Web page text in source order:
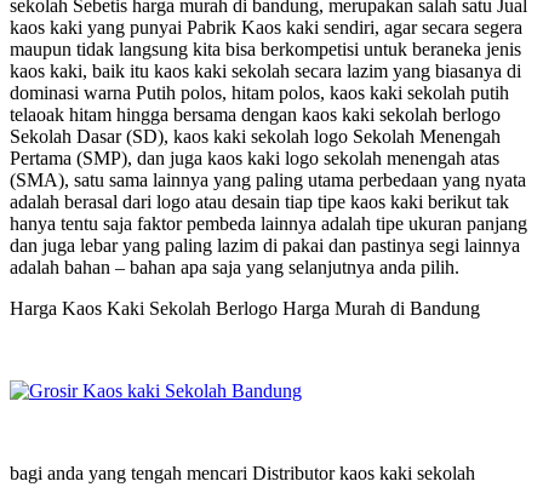
sekolah Sebetis harga murah di bandung, merupakan salah satu Jual
kaos kaki yang punyai Pabrik Kaos kaki sendiri, agar secara segera
maupun tidak langsung kita bisa berkompetisi untuk beraneka jenis
kaos kaki, baik itu kaos kaki sekolah secara lazim yang biasanya di
dominasi warna Putih polos, hitam polos, kaos kaki sekolah putih
telaoak hitam hingga bersama dengan kaos kaki sekolah berlogo
Sekolah Dasar (SD), kaos kaki sekolah logo Sekolah Menengah
Pertama (SMP), dan juga kaos kaki logo sekolah menengah atas
(SMA), satu sama lainnya yang paling utama perbedaan yang nyata
adalah berasal dari logo atau desain tiap tipe kaos kaki berikut tak
hanya tentu saja faktor pembeda lainnya adalah tipe ukuran panjang
dan juga lebar yang paling lazim di pakai dan pastinya segi lainnya
adalah bahan – bahan apa saja yang selanjutnya anda pilih.
Harga Kaos Kaki Sekolah Berlogo Harga Murah di Bandung
bagi anda yang tengah mencari Distributor kaos kaki sekolah